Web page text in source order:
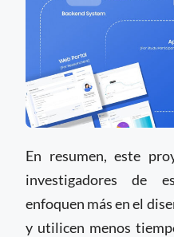
En resumen, este
investigadores de
enfoquen más en el
y utilicen menos